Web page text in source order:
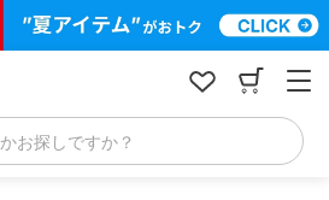
お探しですか？